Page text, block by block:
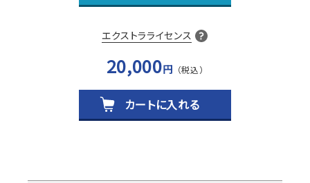
エクストラライセンス
20,000円
カートに入れる